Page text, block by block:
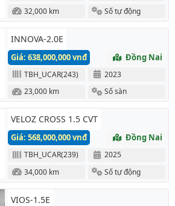
32,000 km
Số tự động
INNOVA-2.0E
Giá: 638,000,000 vnđ Đồng Nai
TBH_UCAR(243)
2023
23,000 km
Số sàn
VELOZ CROSS 1.5 CVT
Giá: 568,000,000 vnđ Đồng Nai
TBH_UCAR(239)
2025
34,000 km
Số tự động
VIOS-1.5E